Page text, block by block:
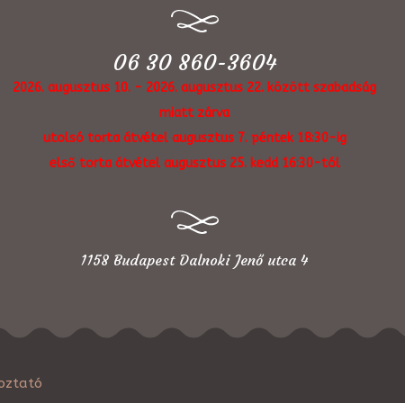
06 30 860-3604
2026. augusztus 10. - 2026. augusztus 22. között szabadság
miatt zárva
utolsó torta átvétel augusztus 7. péntek 18:30-ig
első torta átvétel augusztus 25. kedd 16:30-tól
1158 Budapest Dalnoki Jenő utca 4